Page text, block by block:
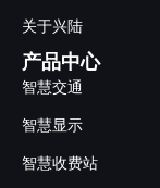
关于兴陆
产品中心
智慧交通
智慧显示
智慧收费站